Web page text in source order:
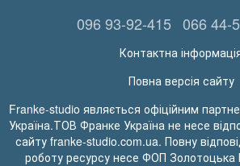
096 93-92-415 066 44-
Контактна
Повна версія сайту
Franke-studio являється офіційним
Україна.ТОВ Франке Україна не несе
сайту franke-studio.com.ua. Повну
роботу ресурсу несе ФОП